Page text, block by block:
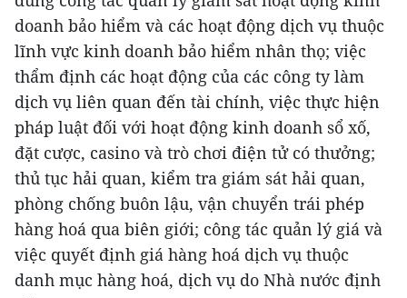
doanh bảo hiểm và các hoạt động dịch vụ thuộc
lĩnh vực kinh doanh bảo hiểm nhân thọ; việc
thẩm định các hoạt động của các công ty làm
dịch vụ liên quan đến tài chính, việc thực hiện
pháp luật đối với hoạt động kinh doanh sổ xố,
đặt cược, casino và trò chơi điện tử có thưởng;
thủ tục hải quan, kiểm tra giám sát hải quan,
phòng chống buôn lậu, vận chuyển trái phép
hàng hoá qua biên giới; công tác quản lý giá và
việc quyết định giá hàng hoá dịch vụ thuộc
danh mục hàng hoá, dịch vụ do Nhà nước định